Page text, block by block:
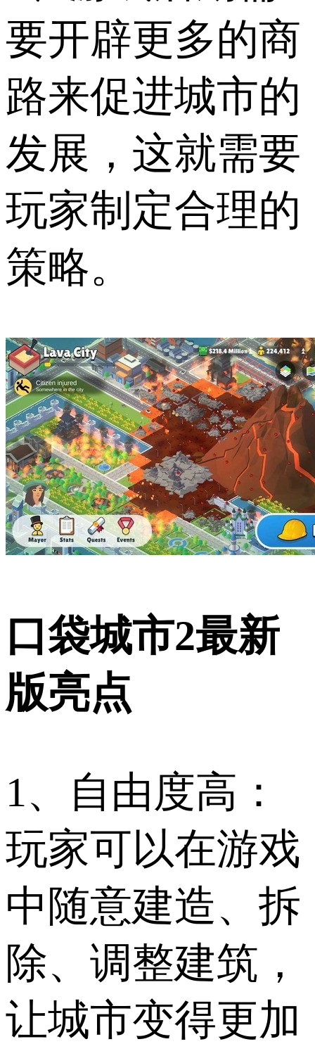
要开辟更多的商
路来促进城市的
发展，这就需要
玩家制定合理的
策略。
口袋城市2最新
版亮点
1、自由度高：
玩家可以在游戏
中随意建造、拆
除、调整建筑，
让城市变得更加